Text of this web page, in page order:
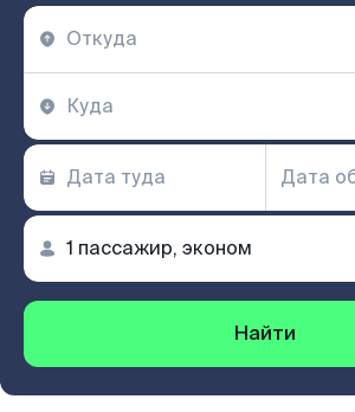
Найти